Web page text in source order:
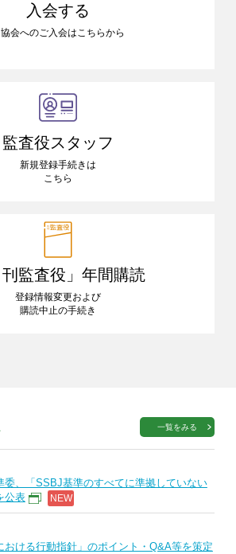
入会する
会へのご入会はこちらから
監査役スタッフ
新規登録手続きは
こちら
刊監査役」 年間購読
登録情報変更および
購読中止の手続き
一覧をみる
委、「SSBJ基準のすべてに準拠していない
公表
おける行動指針」のポイント・Q&A等を策定